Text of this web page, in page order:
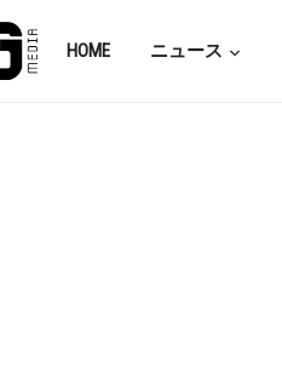
HOME ニュース